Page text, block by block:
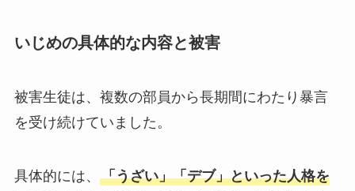
いじめの具体的な内容と被害
被害生徒は、複数の部員から長期間にわたり暴言
を受け続けていました。
具体的には、 「うざい」「デブ」といった人格を